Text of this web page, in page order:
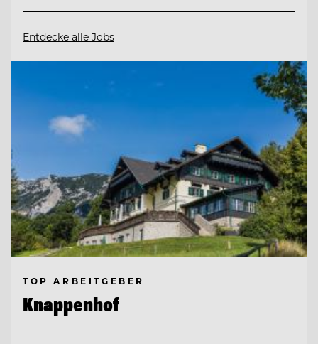
Entdecke alle Jobs
TOP ARBEITGEBER
Knappenhof